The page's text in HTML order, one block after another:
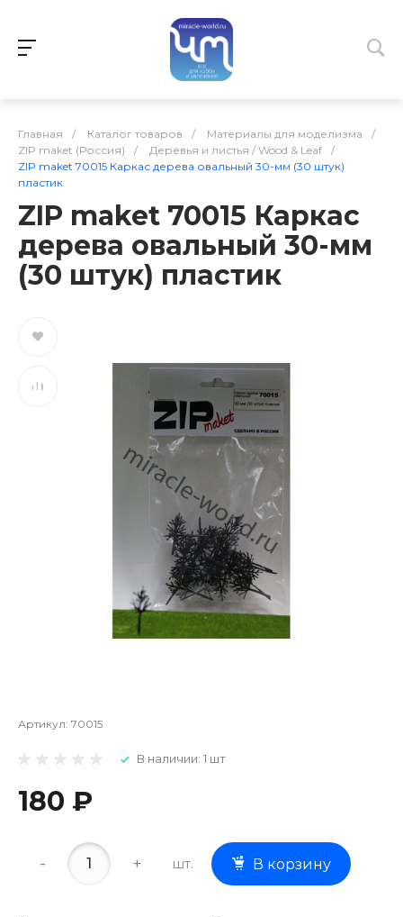
Главная / Каталог товаров / Материалы для моделизма
/
ZIP maket (Россия)
/ Деревья и листья / Wood & Leaf
/
ZIP maket 70015 Каркас дерева овальный 30-мм (30 штук)
пластик
ZIP maket 70015 Каркас
дерева овальный 30-мм
(30 штук) пластик
Артикул: 70015
В наличии: 1 шт
180 ₽
- + шт. В корзину